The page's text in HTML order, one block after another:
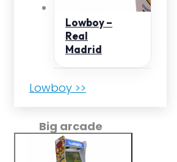
Lowboy –
Real
Madrid
Lowboy >>
Big arcade